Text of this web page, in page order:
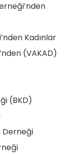
Kadınlar
(VAKAD)
(BKD)
Derneği